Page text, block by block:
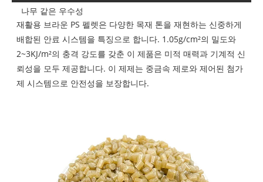
나무 같은 우수성
재활용 브라운 PS 펠렛은 다양한 목재 톤을 재현하는 신중하게
배합된 안료 시스템을 특징으로 합니다. 1.05g/cm²의 밀도와
2~3KJ/m²의 충격 강도를 갖춘 이 제품은 미적 매력과 기계적 신
뢰성을 모두 제공합니다. 이 제제는 중금속 제로와 제어된 첨가
제 시스템으로 안전성을 보장합니다.